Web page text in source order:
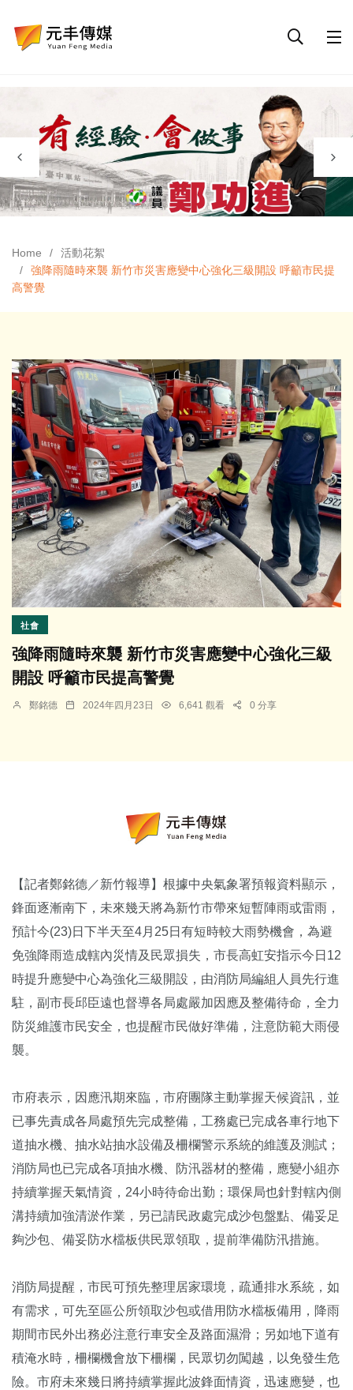
Home
活動花絮
強降雨隨時來襲 新竹市災害應變中心強化三級開設 呼籲市民提
高警覺
社會
強降雨隨時來襲 新竹市災害應變中心強化三級
開設 呼籲市民提高警覺
鄭銘德 2024年四月23日 6,641 觀看 0 分享
【記者鄭銘德／新竹報導】根據中央氣象署預報資料顯示，
鋒面逐漸南下，未來幾天將為新竹市帶來短暫陣雨或雷雨，
預計今(23)日下半天至4月25日有短時較大雨勢機會，為避
免強降雨造成轄內災情及民眾損失，市長高虹安指示今日12
時提升應變中心為強化三級開設，由消防局編組人員先行進
駐，副市長邱臣遠也督導各局處嚴加因應及整備待命，全力
防災維護市民安全，也提醒市民做好準備，注意防範大雨侵
襲。
市府表示，因應汛期來臨，市府團隊主動掌握天候資訊，並
已事先責成各局處預先完成整備，工務處已完成各車行地下
道抽水機、抽水站抽水設備及柵欄警示系統的維護及測試；
消防局也已完成各項抽水機、防汛器材的整備，應變小組亦
持續掌握天氣情資，24小時待命出勤；環保局也針對轄內側
溝持續加強清淤作業，另已請民政處完成沙包盤點、備妥足
夠沙包、備妥防水檔板供民眾領取，提前準備防汛措施。
消防局提醒，市民可預先整理居家環境，疏通排水系統，如
有需求，可先至區公所領取沙包或借用防水檔板備用，降雨
期間市民外出務必注意行車安全及路面濕滑；另如地下道有
積淹水時，柵欄機會放下柵欄，民眾切勿闖越，以免發生危
險。市府未來幾日將持續掌握此波鋒面情資，迅速應變，也